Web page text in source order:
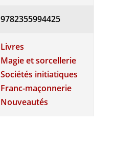
9782355994425
Livres
Magie et sorcellerie
Sociétés initiatiques
Franc-maçonnerie
Nouveautés